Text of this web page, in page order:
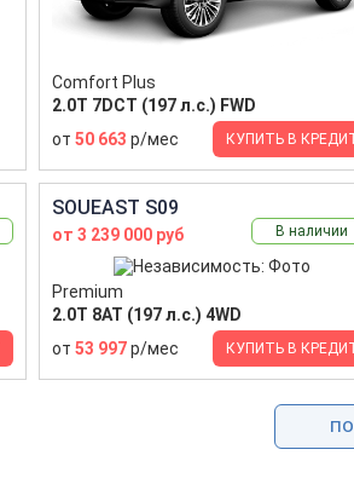
Comfort Plus
2.0T 7DCT (197 л.с.) FWD
от 50 663 р/мес КУПИТЬ В
SOUEAST S09
от 3 239 000 руб В наличии
Premium
2.0T 8AT (197 л.с.) 4WD
от 53 997р/мес КУПИТЬ В